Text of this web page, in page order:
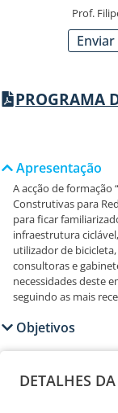
Prof.
Enviar
PROGRAMA
Apresentação
A acção de formação
Construtivas para
para ficar
infraestrutura
utilizador de
consultoras e
necessidades deste
seguindo as mais
Objetivos
DETALHES